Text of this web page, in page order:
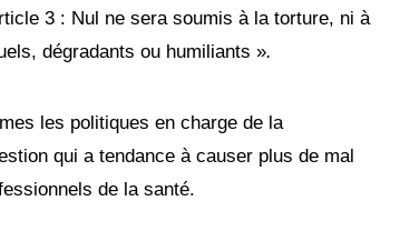
3 : Nul ne sera soumis à la torture, ni à
dégradants ou humiliants ».
les politiques en charge de la
qui a tendance à causer plus de mal
de la santé.